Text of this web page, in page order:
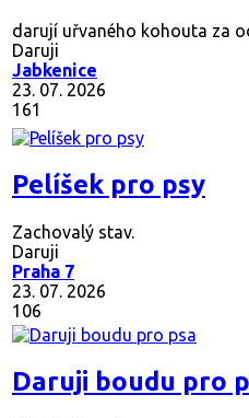
darují uřvaného kohouta za
Daruji
Jabkenice
23. 07. 2026
161
Pelíšek pro psy
Zachovalý stav.
Daruji
Praha 7
23. 07. 2026
106
Daruji boudu pro